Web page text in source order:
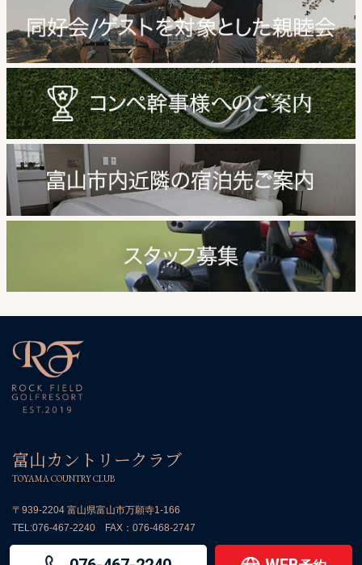
富山カントリークラブ
TOYAMA COUNTRY CLUB
〒939-2204 富山県富山市万願寺1-166
TEL:076-467-2240 FAX：076-468-2747